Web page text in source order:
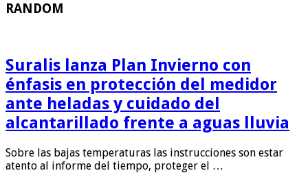
RANDOM
Suralis lanza Plan Invierno con
énfasis en protección del medidor
ante heladas y cuidado del
alcantarillado frente a aguas lluvia
Sobre las bajas temperaturas las instrucciones son estar
atento al informe del tiempo, proteger el …